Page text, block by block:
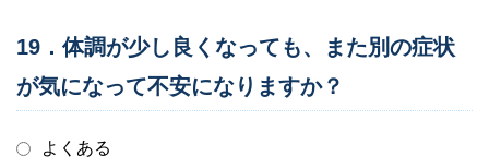
19．体調が少し良くなっても、また別の症状
が気になって不安になりますか？
よくある